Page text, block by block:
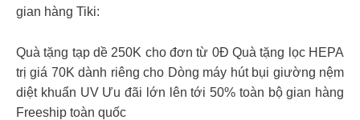
gian hàng Tiki:
Quà tặng tạp dề 250K cho đơn từ 0Đ Quà tặng lọc HEPA
trị giá 70K dành riêng cho Dòng máy hút bụi giường nệm
diệt khuẩn UV Ưu đãi lớn lên tới 50% toàn bộ gian hàng
Freeship toàn quốc